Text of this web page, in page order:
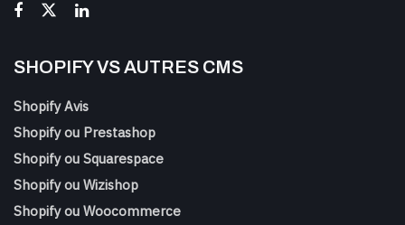
SHOPIFY VS AUTRES CMS
Shopify Avis
Shopify ou Prestashop
Shopify ou Squarespace
Shopify ou Wizishop
Shopify ou Woocommerce